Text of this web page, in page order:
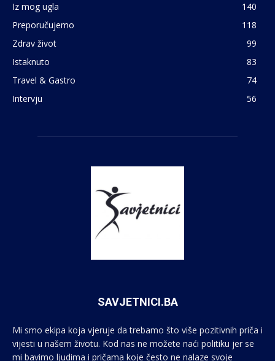
Iz mog ugla
140
Preporučujemo
118
Zdrav život
99
Istaknuto
83
Travel & Gastro
74
Intervju
56
SAVJETNICI.BA
Mi smo ekipa koja vjeruje da trebamo što više pozitivnih priča i
vijesti u našem životu. Kod nas ne možete naći politiku jer se
mi bavimo ljudima i pričama koje često ne nalaze svoje